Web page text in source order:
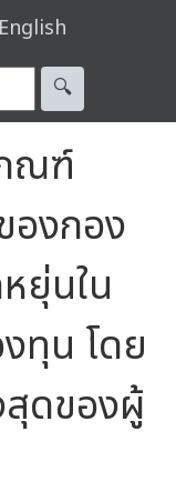
English
🔍︎
ณฑ์
องกอง
ยุ่นใน
ทุน โดย
สุดของผู้